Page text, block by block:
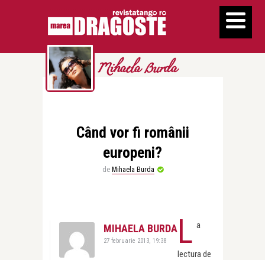
Mihaela Burda
Când vor fi românii
europeni?
de Mihaela Burda
MIHAELA BURDA
27 februarie 2013, 19:38 L a
lectura de